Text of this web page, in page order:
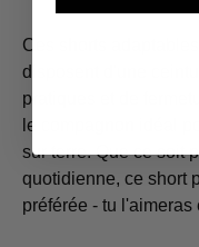
Ces shorts
disposent d'une
pratiques et de
le compagnon idéal
sur terre. Que ce soit
quotidienne, ce short
préférée - tu